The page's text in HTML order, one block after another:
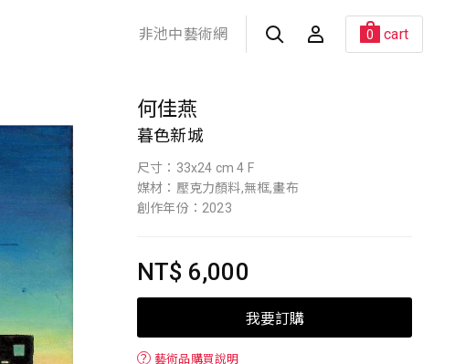
非池中藝術網 0 cart
何佳燕
暮色新城
尺寸：33x24 cm 4 F
媒材：壓克力顏料,無框,畫布
創作年份：2023
NT$ 6,000
我要訂購
？ 藝術品購買說明